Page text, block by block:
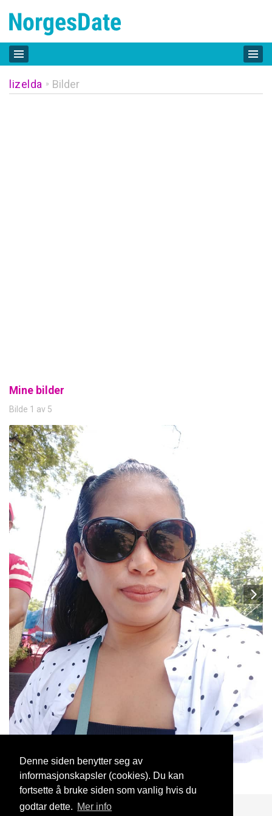
Denne siden benytter seg av
informasjonskapsler (cookies). Du kan
fortsette å bruke siden som vanlig hvis du
godtar dette. Mer info
lizelda » Bilder
Mine bilder
Bilde 1 av 5
lizelda 25 Mar, 2020
Blogg Support Kontakt oss